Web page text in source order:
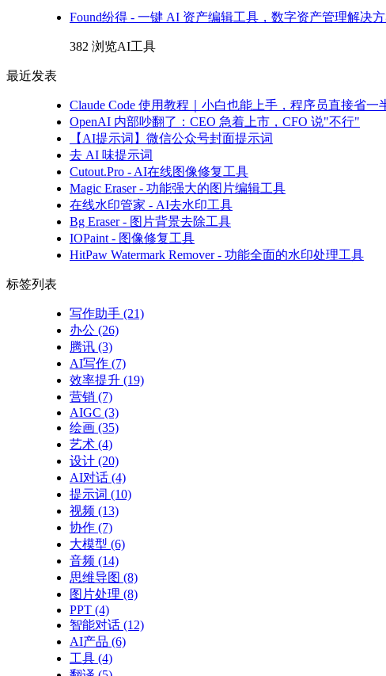
Found纷得 - 一键 AI 资产编辑工具，数字资产管理解决
382 浏览AI工具
最近发表
Claude Code 使用教程｜小白也能上手，程序员直接省一
OpenAI 内部吵翻了：CEO 急着上市，CFO 说"不行"
【AI提示词】微信公众号封面提示词
去 AI 味提示词
Cutout.Pro - AI在线图像修复工具
Magic Eraser - 功能强大的图片编辑工具
在线水印管家 - AI去水印工具
Bg Eraser - 图片背景去除工具
IOPaint - 图像修复工具
HitPaw Watermark Remover - 功能全面的水印处理工具
标签列表
写作助手 (21)
办公 (26)
腾讯 (3)
AI写作 (7)
效率提升 (19)
营销 (7)
AIGC (3)
绘画 (35)
艺术 (4)
设计 (20)
AI对话 (4)
提示词 (10)
视频 (13)
协作 (7)
大模型 (6)
音频 (14)
思维导图 (8)
图片处理 (8)
PPT (4)
智能对话 (12)
AI产品 (6)
工具 (4)